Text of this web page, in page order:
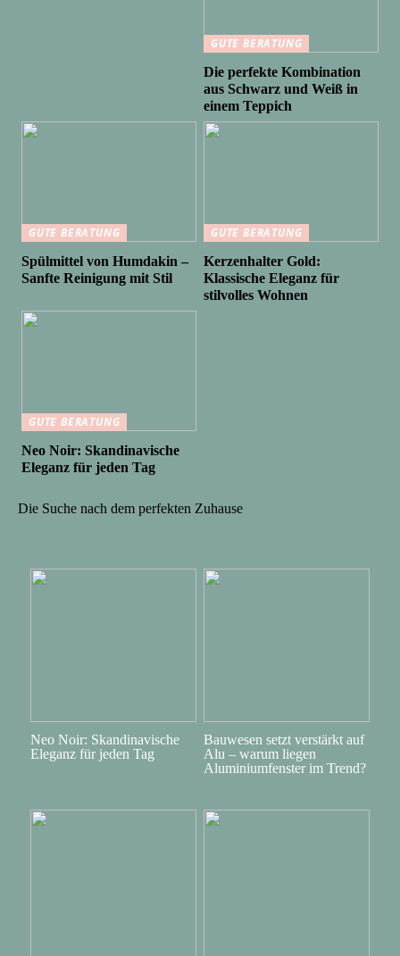
GUTE BERATUNG
Die perfekte Kombination
aus Schwarz und Weiß in
einem Teppich
GUTE BERATUNG
Spülmittel von Humdakin –
Sanfte Reinigung mit Stil
GUTE BERATUNG
Kerzenhalter Gold:
Klassische Eleganz für
stilvolles Wohnen
GUTE BERATUNG
Neo Noir: Skandinavische
Eleganz für jeden Tag
Die Suche nach dem perfekten Zuhause
Neo Noir: Skandinavische
Eleganz für jeden Tag
Bauwesen setzt verstärkt auf
Alu – warum liegen
Aluminiumfenster im Trend?